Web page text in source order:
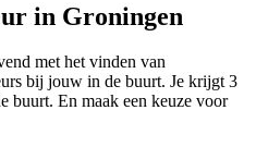
in Groningen
met het vinden van
bij jouw in de buurt. Je krijgt 3
buurt. En maak een keuze voor